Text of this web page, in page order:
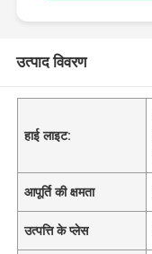
उत्पाद विवरण
हाई लाइट:
आपूर्ति की क्षमता
उत्पत्ति के प्लेस